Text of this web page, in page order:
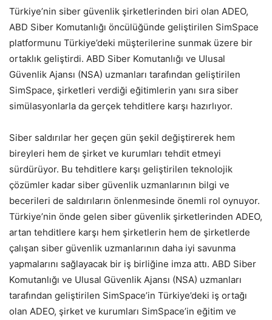
Türkiye’nin siber güvenlik şirketlerinden biri olan ADEO,
ABD Siber Komutanlığı öncülüğünde geliştirilen SimSpace
platformunu Türkiye’deki müşterilerine sunmak üzere bir
ortaklık geliştirdi. ABD Siber Komutanlığı ve Ulusal
Güvenlik Ajansı (NSA) uzmanları tarafından geliştirilen
SimSpace, şirketleri verdiği eğitimlerin yanı sıra siber
simülasyonlarla da gerçek tehditlere karşı hazırlıyor.
Siber saldırılar her geçen gün şekil değiştirerek hem
bireyleri hem de şirket ve kurumları tehdit etmeyi
sürdürüyor. Bu tehditlere karşı geliştirilen teknolojik
çözümler kadar siber güvenlik uzmanlarının bilgi ve
becerileri de saldırıların önlenmesinde önemli rol oynuyor.
Türkiye’nin önde gelen siber güvenlik şirketlerinden ADEO,
artan tehditlere karşı hem şirketlerin hem de şirketlerde
çalışan siber güvenlik uzmanlarının daha iyi savunma
yapmalarını sağlayacak bir iş birliğine imza attı. ABD Siber
Komutanlığı ve Ulusal Güvenlik Ajansı (NSA) uzmanları
tarafından geliştirilen SimSpace’in Türkiye’deki iş ortağı
olan ADEO, şirket ve kurumları SimSpace’in eğitim ve